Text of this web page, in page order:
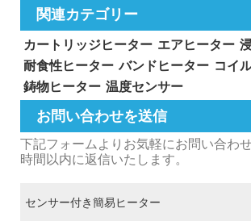
関連カテゴリー
カートリッジヒーター エアヒーター
耐食性ヒーター バンドヒーター コイ
鋳物ヒーター 温度センサー
お問い合わせを送信
下記フォームよりお気軽にお問い合わ
時間以内に返信いたします。